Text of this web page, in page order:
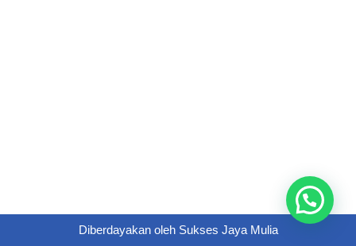
Diberdayakan oleh Sukses Jaya Mulia